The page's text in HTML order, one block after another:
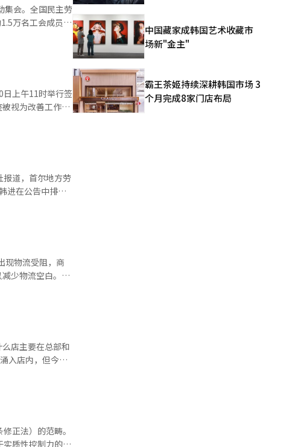
集会。全国民主劳
万名工会成员参
场。在此之
举行集会，并
心集会现场发生
成协议，但特殊
的交通拥堵不可
日上午11时举行签
视为改善工作条
产设施被封锁，
达成后，物流中
内全面恢复物流
可能会补偿订单
业的结构性弱
建健康的物流生
报道，首尔地方劳
进在公告中排除
事件，该事件
现物流受阻，商
少物流空白。为
能在周一、周二
，现场仍然存在
商品被替代商品
是主要原因。方
难，废弃负担增
司BGF物流，建
题解决的协商，
报道经人工智能
店主要在总部和
入店内，但今天
总工会货运联
心。17日起，
启动替代物流系
晋州物流中心前
正法）的范畴。
质性控制力的修
中国藏家成韩国艺术收藏市
场新"金主"
霸王茶姬持续深耕韩国市场 3
个月完成8家门店布局